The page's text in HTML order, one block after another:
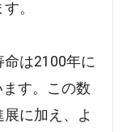
。
は2100年に
す。この数
に加え、よ